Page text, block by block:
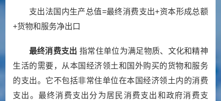
支出法国内生产总值=最终消费支出+资本形成总额
+货物和服务净出口
最终消费支出 指常住单位为满足物质、文化和精神
生活的需要，从本国经济领土和国外购买的货物和服务
的支出。它不包括非常住单位在本国经济领土内的消费
支出。最终消费支出分为居民消费支出和政府消费支